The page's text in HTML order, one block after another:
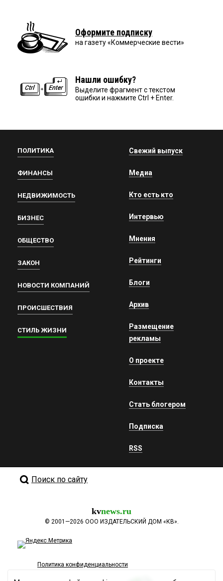
Оформите подписку
на газету «Коммерческие вести»
Нашли ошибку?
Выделите фрагмент с текстом
ошибки и нажмите Ctrl + Enter.
ПОЛИТИКА
ФИНАНСЫ
НЕДВИЖИМОСТЬ
БИЗНЕС
ОБЩЕСТВО
ЗАКОН
НОВОСТИ КОМПАНИЙ
ПРОИСШЕСТВИЯ
СТИЛЬ ЖИЗНИ
Свежий выпуск
Медиа
Кто есть кто
Интервью
Мнения
Рейтинги
Блоги
Архив
Размещение
рекламы
О проекте
Контакты
Стать блогером
Подписка
RSS
Поиск по сайту
kvnews.ru
© 2001—2026 ООО ИЗДАТЕЛЬСКИЙ ДОМ «КВ».
Политика конфиденциальности